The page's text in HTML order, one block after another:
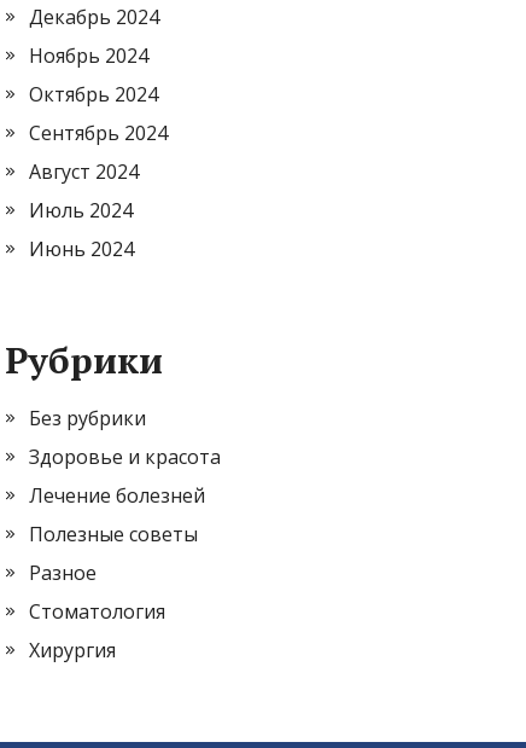
Декабрь 2024
Ноябрь 2024
Октябрь 2024
Сентябрь 2024
Август 2024
Июль 2024
Июнь 2024
Рубрики
Без рубрики
Здоровье и красота
Лечение болезней
Полезные советы
Разное
Стоматология
Хирургия